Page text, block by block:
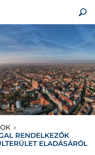
›
RENDELKEZŐK
ELADÁSÁRÓL